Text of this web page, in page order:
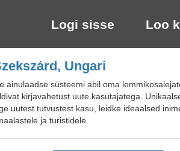
Logi sisse Loo
Ungari
ainulaadse süsteemi abil oma
kirjavahetust uute kasutajatega.
uutest tutvustest kasu, leidke ideaalsed
ja turistidele.